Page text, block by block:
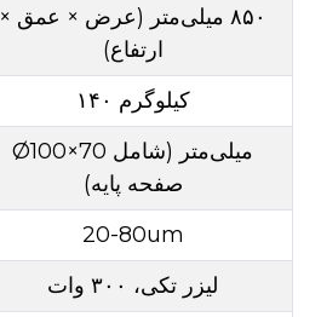
۸۵۰ میلی‌متر (عرض × عمق ×
ارتفاع)
۱۴۰ کیلوگرم
Ø100×70 میلی‌متر (شامل
صفحه پایه)
20-80um
لیزر تکی، ۳۰۰ وات